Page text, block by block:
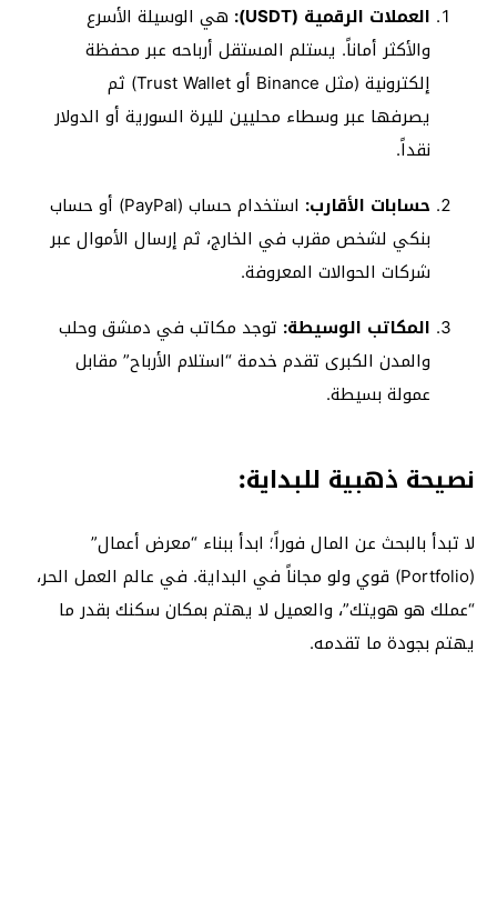
العملات الرقمية (USDT):
هي الوسيلة الأسرع
والأكثر أماناً. يستلم المستقل أرباحه عبر محفظة
إلكترونية (مثل Binance أو Trust Wallet) ثم
يصرفها عبر وسطاء محليين لليرة السورية أو الدولار
نقداً.
حسابات الأقارب:
استخدام حساب (PayPal) أو حساب
بنكي لشخص مقرب في الخارج، ثم إرسال الأموال عبر
شركات الحوالات المعروفة.
المكاتب الوسيطة: توجد مكاتب في دمشق وحلب
والمدن الكبرى تقدم خدمة “استلام الأرباح” مقابل
عمولة بسيطة.
نصيحة ذهبية للبداية:
لا تبدأ بالبحث عن المال فوراً؛ ابدأ ببناء “معرض أعمال”
(Portfolio) قوي ولو مجاناً في البداية. في عالم العمل الحر،
“عملك هو هويتك”، والعميل لا يهتم بمكان سكنك بقدر ما
يهتم بجودة ما تقدمه.